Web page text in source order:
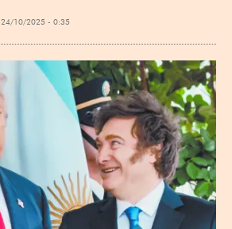
24/10/2025 - 0:35